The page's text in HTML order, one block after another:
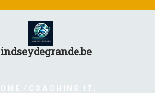
/ COACHING IT ,